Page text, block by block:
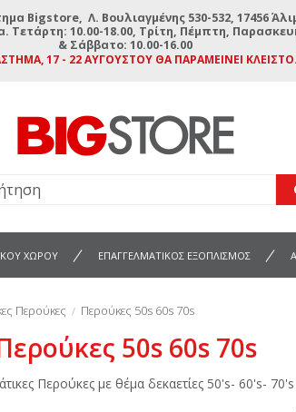
Bigstore, Λ. Βουλιαγμένης 530-532, 17456
Τετάρτη: 10.00-18.00, Τρίτη, Πέμπτη,
& Σάββατο: 10.00-16.00
17 - 22 ΑΥΓΟΎΣΤΟΥ ΘΑ ΠΑΡΑΜΕΊΝΕΙ ΚΛΕΙΣΤΌ.
ΧΩΡΟΥ ΕΠΑΓΓΕΛΜΑΤΙΚΟΣ ΕΞΟΠΛΙΣΜΟΣ
Περούκες Περούκες 50s 60s 70s
50s 60s 70s
Περούκες με θέμα δεκαετίες 50's- 60's- 70's